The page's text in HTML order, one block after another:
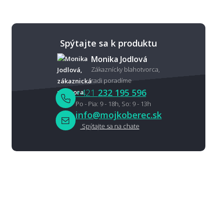
Spýtajte sa k produktu
Monika Jodlová
Zákaznícky blahotvorca,
radi poradíme
+421 232 195 596
Po - Pia: 9 - 18h, So: 9 - 13h
info@mojkoberec.sk
Spýtajte sa na chate